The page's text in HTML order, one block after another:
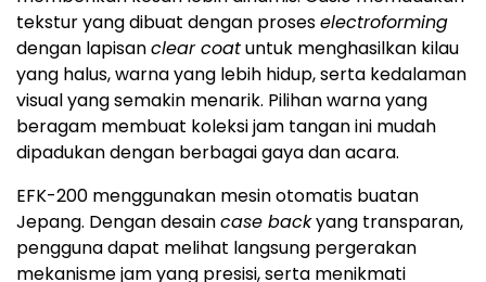
tekstur yang dibuat dengan proseselectroforming
dengan lapisanclear coatuntuk menghasilkan kilau
yang halus, warna yang lebih hidup, serta kedalaman
visual yang semakin menarik. Pilihan warna yang
beragam membuat koleksi jam tangan ini mudah
dipadukan dengan berbagai gaya dan acara.
EFK-200 menggunakan mesin otomatis buatan
Jepang. Dengan desaincase backyang transparan,
pengguna dapat melihat langsung pergerakan
mekanisme jam yang presisi, serta menikmati